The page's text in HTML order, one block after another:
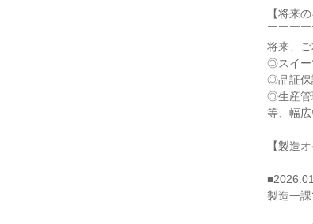
【将来
￣￣￣
将来、
◎スイー
◎品証保
◎生産管
等、幅
【製造
製造一